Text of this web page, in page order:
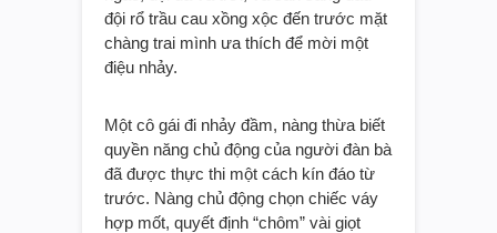
đội rổ trầu cau xồng xộc đến trước mặt
chàng trai mình ưa thích để mời một
điệu nhảy.
Một cô gái đi nhảy đầm, nàng thừa biết
quyền năng chủ động của người đàn bà
đã được thực thi một cách kín đáo từ
trước. Nàng chủ động chọn chiếc váy
hợp mốt, quyết định “chôm” vài giọt